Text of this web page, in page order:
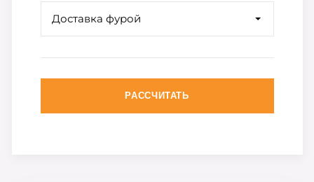
Доставка фурой
РАССЧИТАТЬ